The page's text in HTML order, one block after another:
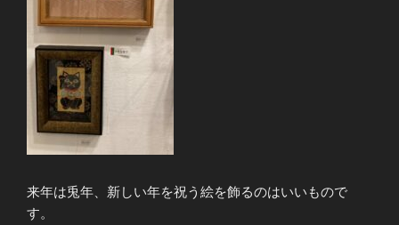
来年は兎年、新しい年を祝う絵を飾るのはいいもので
す。